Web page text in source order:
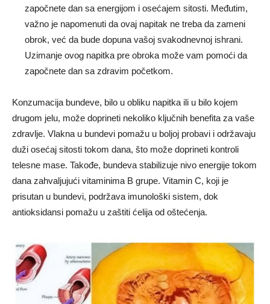
započnete dan sa energijom i osećajem sitosti. Međutim,
važno je napomenuti da ovaj napitak ne treba da zameni
obrok, već da bude dopuna vašoj svakodnevnoj ishrani.
Uzimanje ovog napitka pre obroka može vam pomoći da
započnete dan sa zdravim početkom.
Konzumacija bundeve, bilo u obliku napitka ili u bilo kojem
drugom jelu, može doprineti nekoliko ključnih benefita za vaše
zdravlje. Vlakna u bundevi pomažu u boljoj probavi i održavaju
duži osećaj sitosti tokom dana, što može doprineti kontroli
telesne mase. Takođe, bundeva stabilizuje nivo energije tokom
dana zahvaljujući vitaminima B grupe. Vitamin C, koji je
prisutan u bundevi, podržava imunološki sistem, dok
antioksidansi pomažu u zaštiti ćelija od oštećenja.